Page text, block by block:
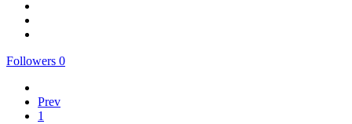
Followers 0
Prev
1